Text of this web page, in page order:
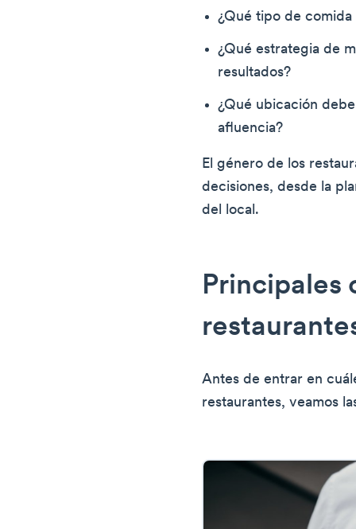
¿Qué tipo de
¿Qué estrategia de
resultados?
¿Qué ubicación
afluencia?
El género de los
decisiones, desde la
del local.
Principales
Antes de entrar en
restaurantes, veamos